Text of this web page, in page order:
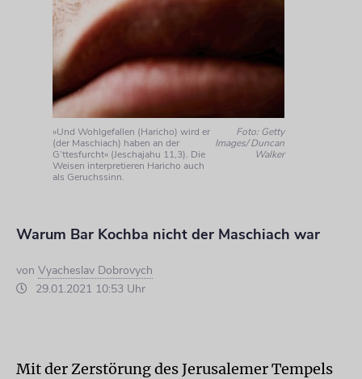
»Und Wohlgefallen (Haricho) wird er
(der Maschiach) haben an der
G’ttesfurcht« (Jeschajahu 11,3). Die
Weisen interpretieren Haricho auch
als Geruchssinn.
Foto: Getty
Images/ Duncan
Walker
Warum Bar Kochba nicht der Maschiach war
von Vyacheslav Dobrovych
29.01.2021 10:53 Uhr
Mit der Zerstörung des Jerusalemer Tempels